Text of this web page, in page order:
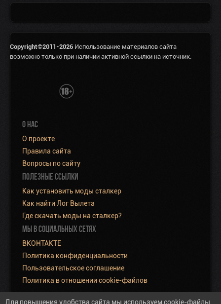
Copyright©2011-2026 Использование материалов сайта
возможно только при наличии активной ссылки на источник.
О НАС
О проекте
Правила сайта
Вопросы по сайту
ПОЛЕЗНЫЕ ССЫЛКИ
Как установить моды сталкер
Как найти Лог Вылета
Где скачать моды на сталкер?
МЫ В СОЦИАЛЬНЫХ СЕТЯХ
ВКОНТАКТЕ
Политика конфиденциальности
Пользовательское соглашение
Политика в отношении cookie-файлов
Для повышения удобства сайта мы используем cookie-файлы